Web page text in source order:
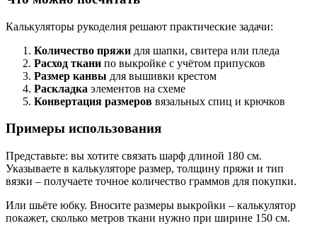
Калькуляторы рукоделия решают практические задачи:
Количество пряжи для шапки, свитера или пледа
Расход ткани по выкройке с учётом припусков
Размер канвы для вышивки крестом
Раскладка элементов на схеме
Конвертация размеров вязальных спиц и крючков
Примеры использования
Представьте: вы хотите связать шарф длиной 180 см.
Указываете в калькуляторе размер, толщину пряжи и тип
вязки – получаете точное количество граммов для покупки.
Или шьёте юбку. Вносите размеры выкройки – калькулятор
покажет, сколько метров ткани нужно при ширине 150 см.